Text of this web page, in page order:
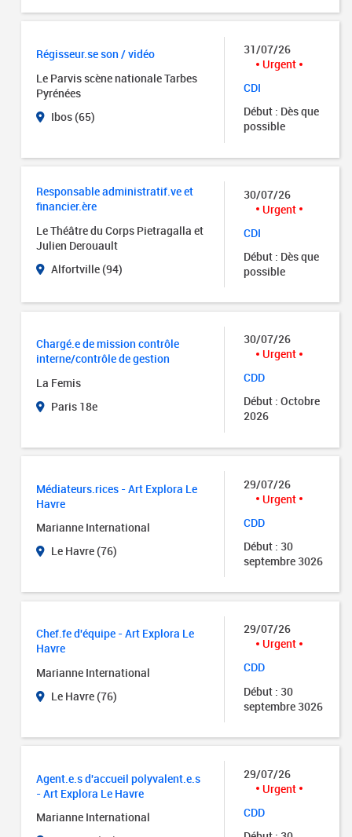
Régisseur.se son / vidéo
Le Parvis scène nationale Tarbes
Pyrénées
Ibos (65)
31/07/26
Urgent
CDI
Début : Dès que
possible
Responsable administratif.ve et
financier.ère
Le Théâtre du Corps Pietragalla et
Julien Derouault
Alfortville (94)
30/07/26
Urgent
CDI
Début : Dès que
possible
Chargé.e de mission contrôle
interne/contrôle de gestion
La Femis
Paris 18e
30/07/26
Urgent
CDD
Début : Octobre
2026
Médiateurs.rices - Art Explora Le
Havre
Marianne International
Le Havre (76)
29/07/26
Urgent
CDD
Début : 30
septembre 3026
Chef.fe d'équipe - Art Explora Le
Havre
Marianne International
Le Havre (76)
29/07/26
Urgent
CDD
Début : 30
septembre 3026
Agent.e.s d'accueil polyvalent.e.s
- Art Explora Le Havre
Marianne International
29/07/26
Urgent
CDD